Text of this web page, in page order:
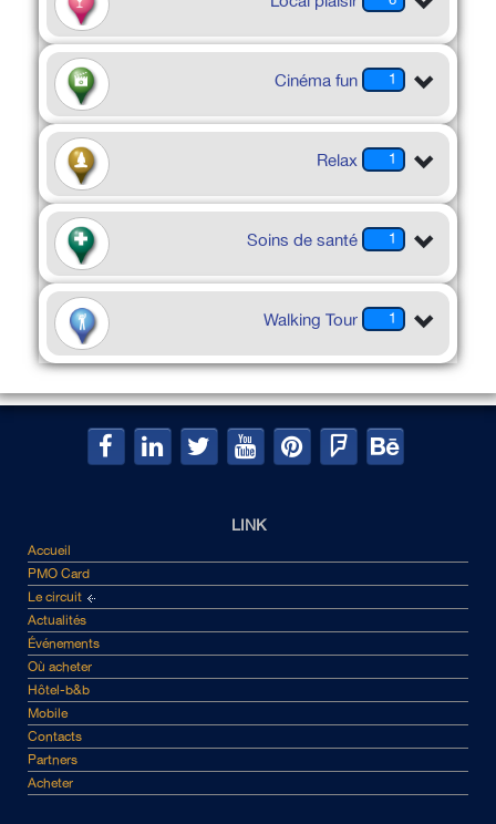
1
Cinéma fun
1
Relax
1
Soins de santé
1
Walking Tour
LINK
Accueil
PMO Card
Le circuit
Actualités
Événements
Où acheter
Hôtel-b&b
Mobile
Contacts
Partners
Acheter